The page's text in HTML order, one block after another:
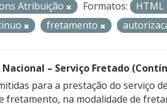
Atribuição Formatos: HTML
fretamento
– Serviço Fretado
para a prestação do serviço
fretamento, na modalidade de